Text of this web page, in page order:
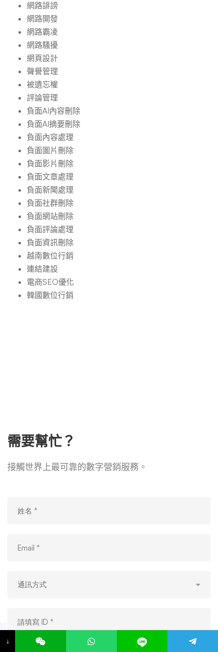
網路誹謗
網路開發
網路霸凌
網路騷擾
網頁設計
聲譽管理
被遺忘權
評論管理
負面AI內容刪除
負面AI摘要刪除
負面內容處理
負面圖片刪除
負面影片刪除
負面文章處理
負面新聞處理
負面社群刪除
負面網站刪除
負面評論處理
負面資訊刪除
越南數位行銷
連結建設
電商SEO優化
韓國數位行銷
需要幫忙？
接觸世界上最可靠的數字營銷服務。
↓